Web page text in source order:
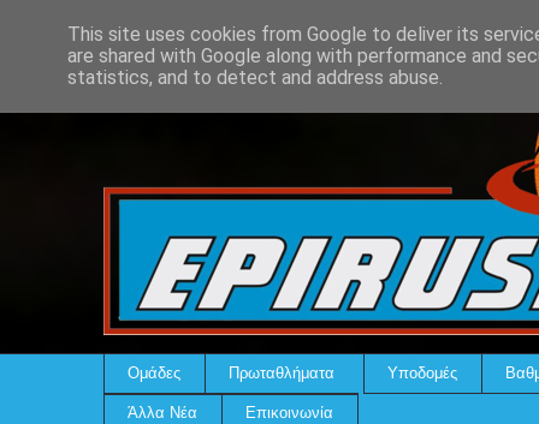
Ομάδες Πρωταθλήματα Υποδομές
Άλλα Νέα Επικοινωνία
This site uses cookies from Google to deliver its
are shared with Google along with performance and
statistics, and to detect and address abuse.